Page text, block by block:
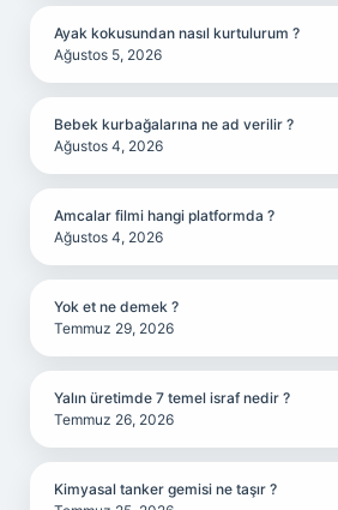
Ayak kokusundan nasıl kurtulurum ?
Ağustos 5, 2026
Bebek kurbağalarına ne ad verilir ?
Ağustos 4, 2026
Amcalar filmi hangi platformda ?
Ağustos 4, 2026
Yok et ne demek ?
Temmuz 29, 2026
Yalın üretimde 7 temel israf nedir ?
Temmuz 26, 2026
Kimyasal tanker gemisi ne taşır ?